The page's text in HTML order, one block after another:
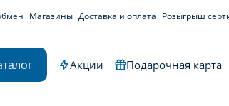
Магазины Доставка и оплата Розыгрыш
Акции Подарочная карта